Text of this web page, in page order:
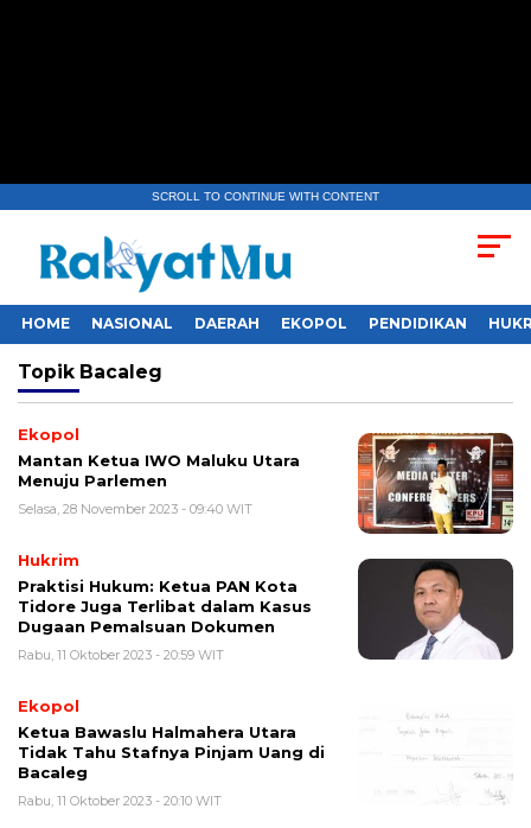
SCROLL TO CONTINUE WITH CONTENT
HOME NASIONAL DAERAH EKOPOL PENDIDIKAN
Topik Bacaleg
Ekopol
Mantan Ketua IWO Maluku Utara
Menuju Parlemen
Selasa, 28 November 2023 - 09:40 WIT
Hukrim
Praktisi Hukum: Ketua PAN Kota
Tidore Juga Terlibat dalam Kasus
Dugaan Pemalsuan Dokumen
Rabu, 11 Oktober 2023 - 20:59 WIT
Ekopol
Ketua Bawaslu Halmahera Utara
Tidak Tahu Stafnya Pinjam Uang di
Bacaleg
Rabu, 11 Oktober 2023 - 20:10 WIT